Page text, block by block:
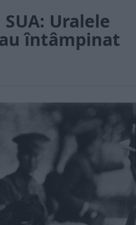
Uralele
întâmpinat